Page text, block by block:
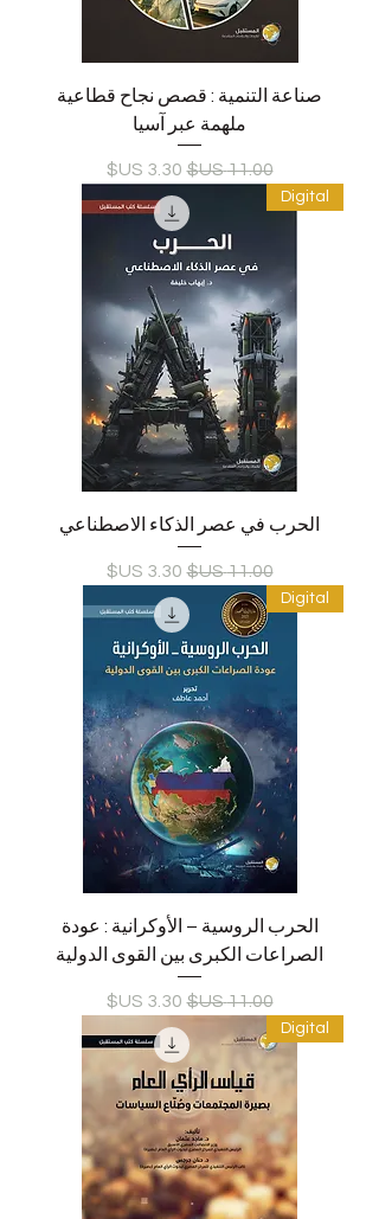
صناعة التنمية : قصص نجاح قطاعية
ملهمة عبر آسيا
سعر عادي‏11.00 US$ سعر البيع
Digital
الحرب في عصر الذكاء الاصطناعي
سعر عادي‏11.00 US$ سعر البيع
Digital
الحرب الروسية – الأوكرانية : عودة
الصراعات الكبرى بين القوى الدولية
سعر عادي‏11.00 US$ سعر البيع
Digital